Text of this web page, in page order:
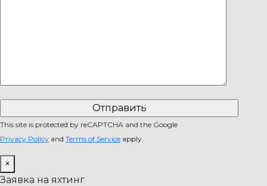
This site is protected by reCAPTCHA and the Google
Privacy Policy and Terms of Service apply.
×
Заявка на яхтинг